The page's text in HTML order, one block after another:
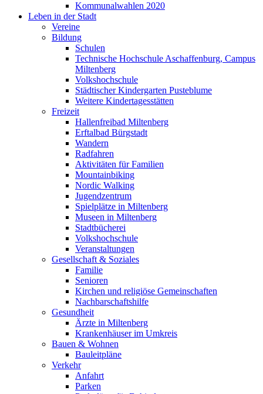
Kommunalwahlen 2020
Leben in der Stadt
Vereine
Bildung
Schulen
Technische Hochschule Aschaffenburg, Campus
Miltenberg
Volkshochschule
Städtischer Kindergarten Pusteblume
Weitere Kindertagesstätten
Freizeit
Hallenfreibad Miltenberg
Erftalbad Bürgstadt
Wandern
Radfahren
Aktivitäten für Familien
Mountainbiking
Nordic Walking
Jugendzentrum
Spielplätze in Miltenberg
Museen in Miltenberg
Stadtbücherei
Volkshochschule
Veranstaltungen
Gesellschaft & Soziales
Familie
Senioren
Kirchen und religiöse Gemeinschaften
Nachbarschaftshilfe
Gesundheit
Ärzte in Miltenberg
Krankenhäuser im Umkreis
Bauen & Wohnen
Bauleitpläne
Verkehr
Anfahrt
Parken